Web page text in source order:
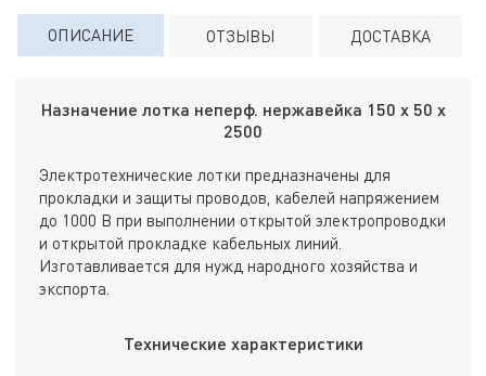
ОПИСАНИЕ ОТЗЫВЫ ДОСТАВКА
Назначение лотка неперф. нержавейка 150 х 50 х
2500
Электротехнические лотки предназначены для
прокладки и защиты проводов, кабелей напряжением
до 1000 В при выполнении открытой электропроводки
и открытой прокладке кабельных линий.
Изготавливается для нужд народного хозяйства и
экспорта.
Технические характеристики